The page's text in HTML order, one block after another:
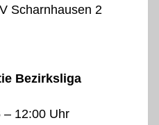
Scharnhausen 2
Bezirksliga
– 12:00 Uhr